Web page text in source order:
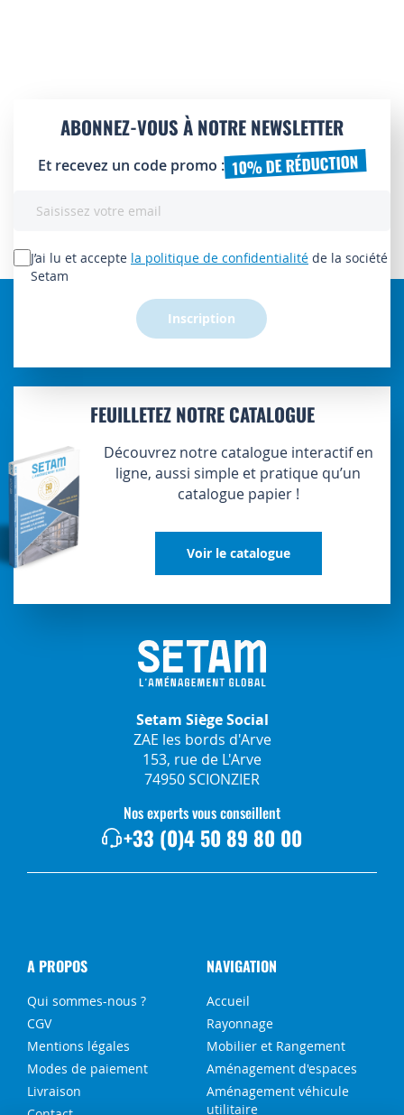
ABONNEZ-VOUS À NOTRE NEWSLETTER
Et recevez un code promo : 10% DE RÉDUCTION
lettre
d’information
J’ai lu et accepte la politique de confidentialité de la société
Setam
Inscription
FEUILLETEZ NOTRE CATALOGUE
Découvrez notre catalogue interactif en
ligne, aussi simple et pratique qu’un
catalogue papier !
Voir le catalogue
Setam Siège Social
ZAE les bords d'Arve
153, rue de L'Arve
74950 SCIONZIER
Nos experts vous conseillent
+33 (0)4 50 89 80 00
A PROPOS
Qui sommes-nous ?
CGV
Mentions légales
Modes de paiement
Livraison
NAVIGATION
Accueil
Rayonnage
Mobilier et Rangement
Aménagement d'espaces
Aménagement véhicule
utilitaire